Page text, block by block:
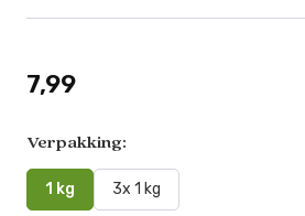
Verpakking:
1 kg 3x 1 kg
7,99